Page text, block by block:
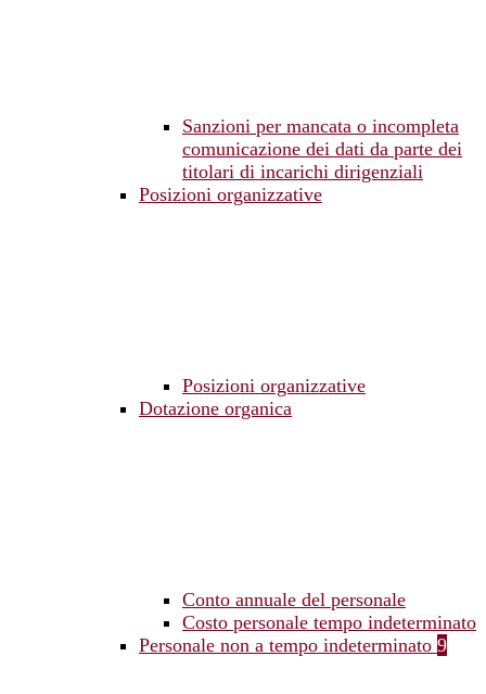
Sanzioni per mancata o incompleta
comunicazione dei dati da parte dei
titolari di incarichi dirigenziali
Posizioni organizzative
Posizioni organizzative
Dotazione organica
Conto annuale del personale
Costo personale tempo indeterminato
Personale non a tempo indeterminato 9